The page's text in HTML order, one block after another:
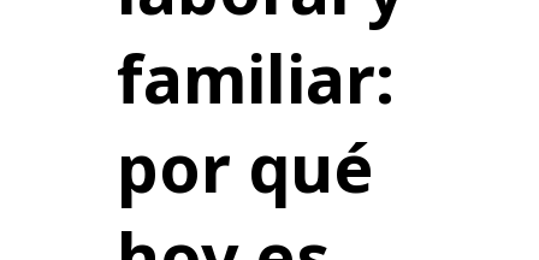
familiar:
por qué